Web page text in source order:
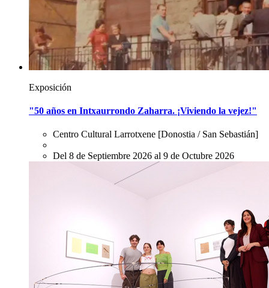
Exposición
"50 años en Intxaurrondo Zaharra. ¡Viviendo la vejez!"
Centro Cultural Larrotxene [Donostia / San Sebastián]
Del 8 de Septiembre 2026 al 9 de Octubre 2026